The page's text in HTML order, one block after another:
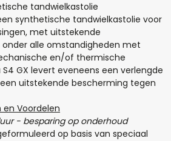
tandwielkastolie
synthetische tandwielkastolie voor
met uitstekende
alle omstandigheden met
en/of thermische
GX levert eveneens een verlengde
uitstekende bescherming tegen
en Voordelen
- besparing op onderhoud
op basis van speciaal